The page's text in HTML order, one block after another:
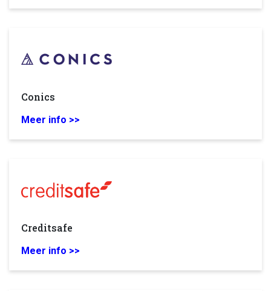
Conics
Meer info >>
Creditsafe
Meer info >>